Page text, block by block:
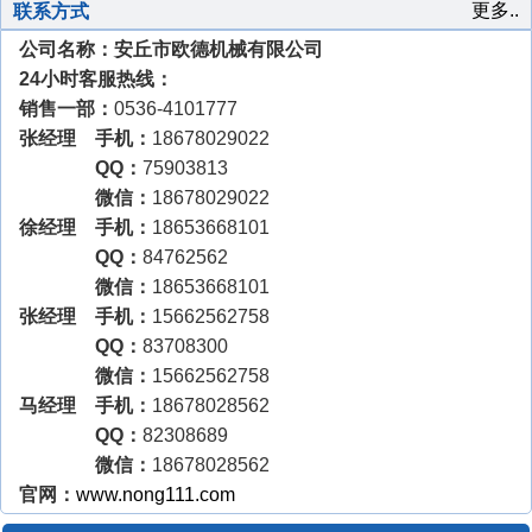
更多..
联系方式
公司名称：安丘市欧德机械有限公司
24小时客服热线：
销售一部： 0536-4101777
张经理 手机： 18678029022
QQ： 75903813
微信： 18678029022
徐经理 手机： 18653668101
QQ： 84762562
微信： 18653668101
张经理 手机： 15662562758
QQ： 83708300
微信： 15662562758
马经理 手机： 18678028562
QQ： 82308689
微信： 18678028562
官网： www.nong111.com